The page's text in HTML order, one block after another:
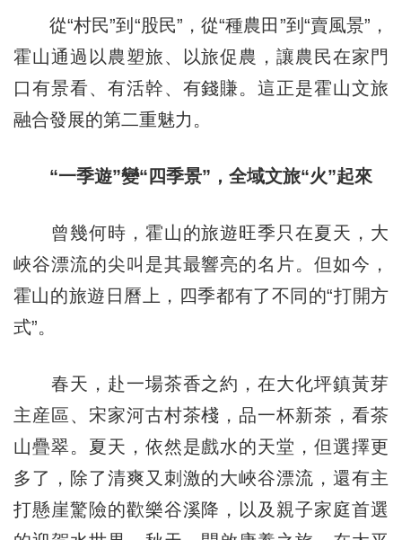
從“村民”到“股民”，從“種農田”到“賣風景”，
霍山通過以農塑旅、以旅促農，讓農民在家門
口有景看、有活幹、有錢賺。這正是霍山文旅
融合發展的第二重魅力。
“一季遊”變“四季景”，全域文旅“火”起來
曾幾何時，霍山的旅遊旺季只在夏天，大
峽谷漂流的尖叫是其最響亮的名片。但如今，
霍山的旅遊日曆上，四季都有了不同的“打開方
式”。
春天，赴一場茶香之約，在大化坪鎮黃芽
主産區、宋家河古村茶棧，品一杯新茶，看茶
山疊翠。夏天，依然是戲水的天堂，但選擇更
多了，除了清爽又刺激的大峽谷漂流，還有主
打懸崖驚險的歡樂谷溪降，以及親子家庭首選